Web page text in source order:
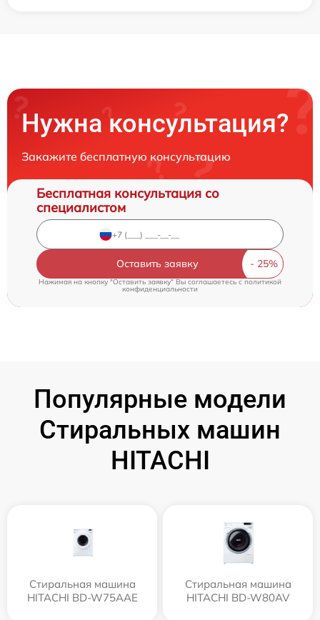
Нужна консультация?
Закажите бесплатную консультацию
Бесплатная консультация со
специалистом
Оставить заявку
Нажимая на кнопку "Оставить заявку" Вы соглашаетесь cполитикой
конфиденциальности
Популярные модели
Стиральных машин
HITACHI
Стиральная машина
HITACHI BD-W75AAE
Стиральная машина
HITACHI BD-W80AV